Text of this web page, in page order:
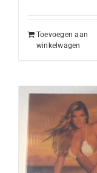
Toevoegen aan
winkelwagen